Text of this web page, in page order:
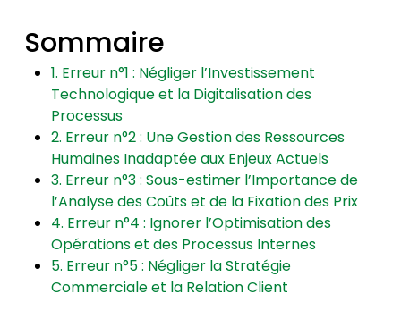
Sommaire
1. Erreur n°1 : Négliger l’Investissement
Technologique et la Digitalisation des
Processus
2. Erreur n°2 : Une Gestion des Ressources
Humaines Inadaptée aux Enjeux Actuels
3. Erreur n°3 : Sous-estimer l’Importance de
l’Analyse des Coûts et de la Fixation des Prix
4. Erreur n°4 : Ignorer l’Optimisation des
Opérations et des Processus Internes
5. Erreur n°5 : Négliger la Stratégie
Commerciale et la Relation Client